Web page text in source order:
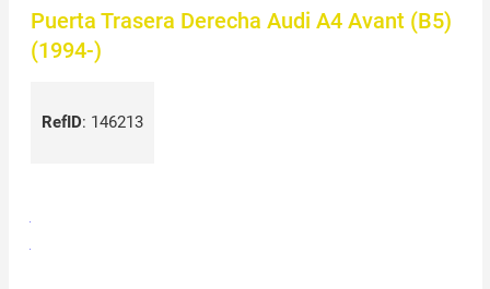
Puerta Trasera Derecha Audi A4 Avant (B5)
(1994-)
RefID: 146213